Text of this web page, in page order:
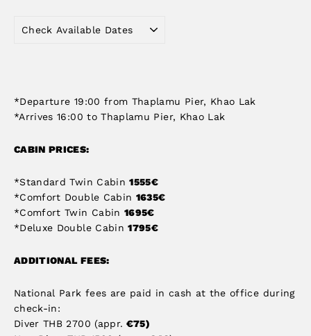
*Departure 19:00 from Thaplamu Pier, Khao Lak
*Arrives 16:00 to Thaplamu Pier, Khao Lak
CABIN PRICES:
*Standard Twin Cabin1555€
*Comfort Double Cabin 1635€
*Comfort Twin Cabin 1695€
*Deluxe Double Cabin1795€
ADDITIONAL FEES:
National Park fees are paid in cash at the office during
check-in:
Diver THB 2700 (appr. €75)